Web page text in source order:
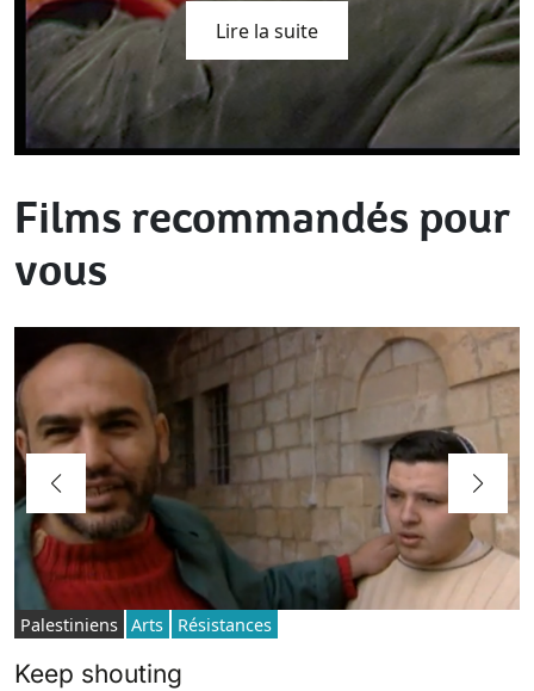
Lire la suite
Films recommandés pour
vous
Palestiniens Arts Résistances
Keep shouting